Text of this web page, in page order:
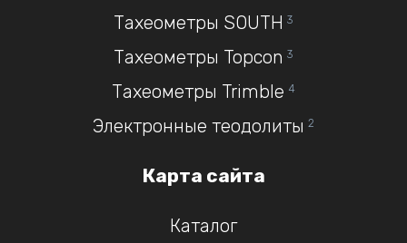
Тахеометры SOUTH 3
Тахеометры Topcon 3
Тахеометры Trimble 4
Электронные теодолиты 2
Карта сайта
Каталог